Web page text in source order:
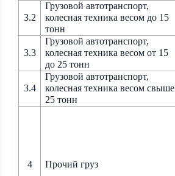
3.2
Грузовой автотранспорт,
колесная техника весом до 15
тонн
3.3
Грузовой автотранспорт,
колесная техника весом от 15
до 25 тонн
3.4
Грузовой автотранспорт,
колесная техника весом свыше
25 тонн
4 Прочий груз